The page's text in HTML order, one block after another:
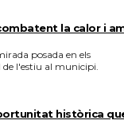
la calor i
posada en els
l'estiu al municipi.
històrica